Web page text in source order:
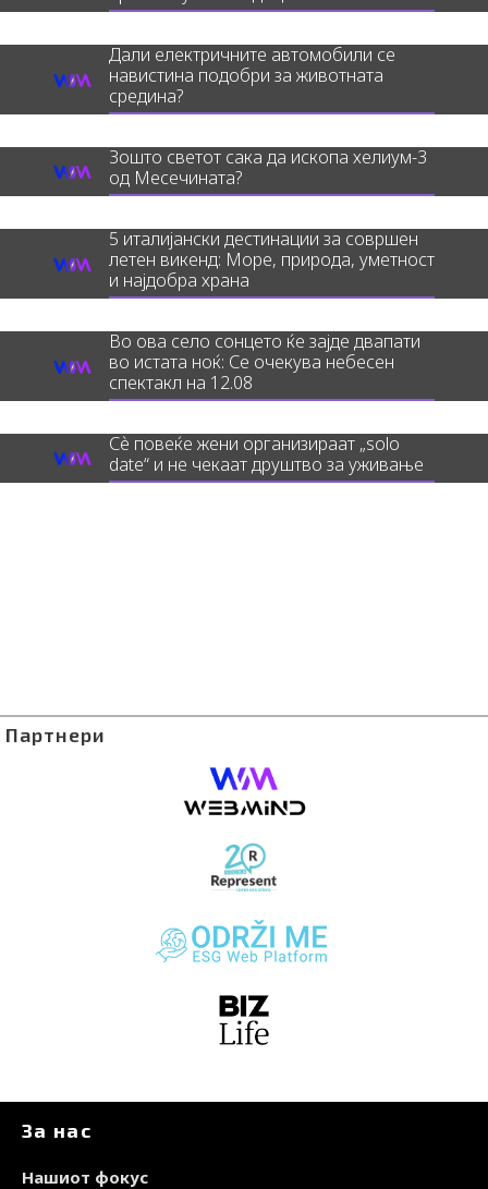
Дали електричните автомобили се
навистина подобри за животната
средина?
Зошто светот сака да ископа хелиум-3
од Месечината?
5 италијански дестинации за совршен
летен викенд: Море, природа, уметност
и најдобра храна
Во ова село сонцето ќе зајде двапати
во истата ноќ: Се очекува небесен
спектакл на 12.08
Сè повеќе жени организираат „solo
date“ и не чекаат друштво за уживање
Партнери
За нас
Нашиот фокус